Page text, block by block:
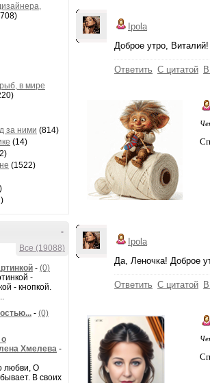
в мире
за ними (814)
(14)
(1522)
-
Все (19088)
- (0)
-
- кнопкой.
- (0)
Хмелева -
любви, О
В своих
Ipola
Доброе утро,
Ответить С цитатой
Ipola
Да, Леночка! Доброе
Ответить С цитатой